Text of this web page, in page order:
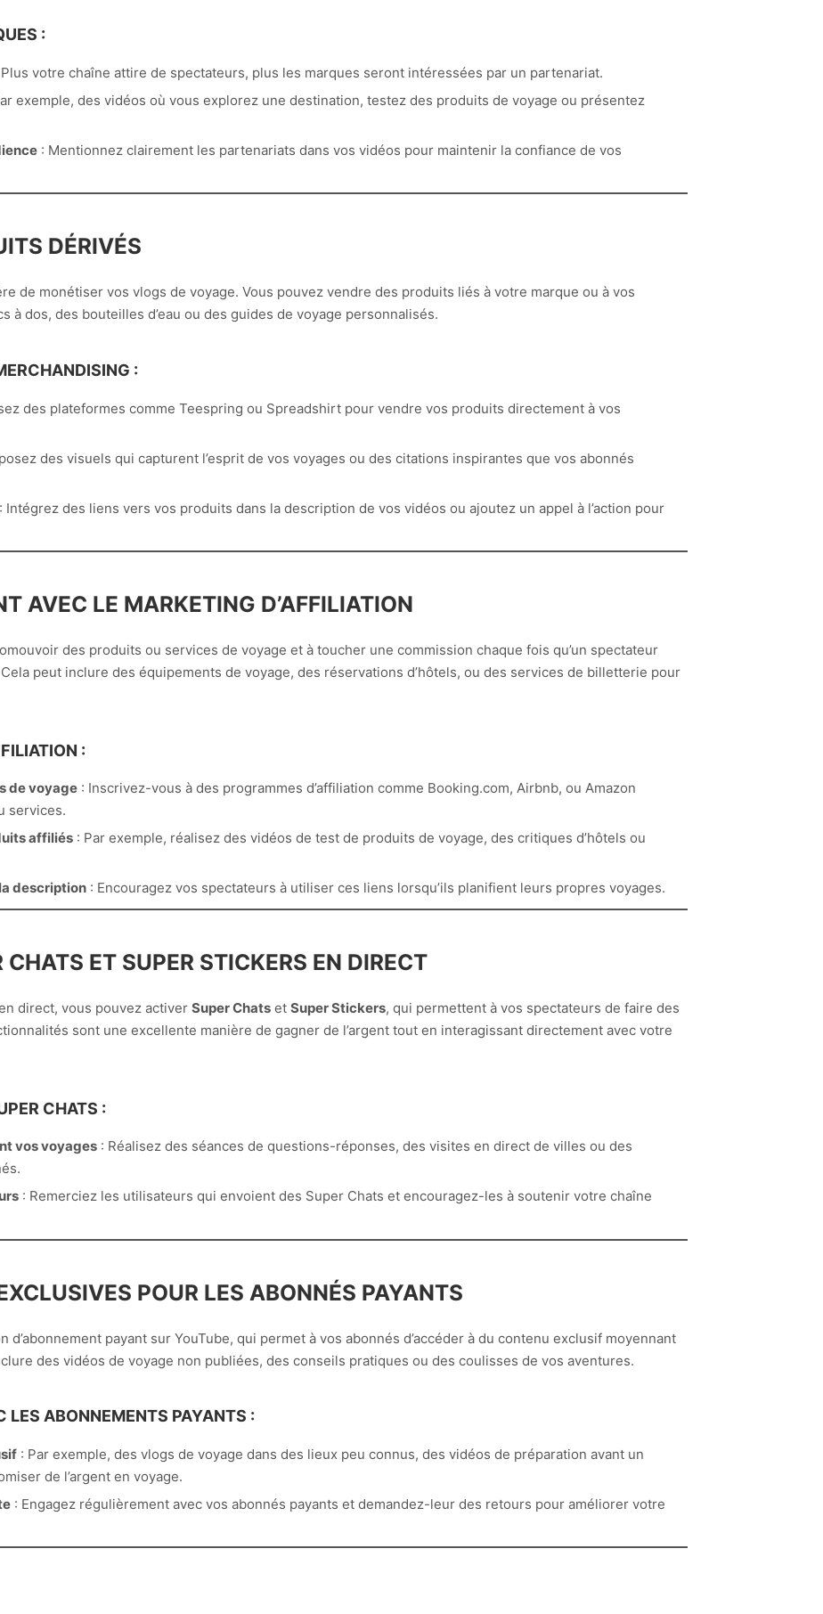
:
votre chaîne attire de spectateurs, plus les marques seront intéressées par un partenariat.
exemple, des vidéos où vous explorez une destination, testez des produits de voyage ou présentez
: Mentionnez clairement les partenariats dans vos vidéos pour maintenir la confiance de vos
DÉRIVÉS
de monétiser vos vlogs de voyage. Vous pouvez vendre des produits liés à votre marque ou à vos
à dos, des bouteilles d’eau ou des guides de voyage personnalisés.
:
des plateformes comme Teespring ou Spreadshirt pour vendre vos produits directement à vos
des visuels qui capturent l’esprit de vos voyages ou des citations inspirantes que vos abonnés
Intégrez des liens vers vos produits dans la description de vos vidéos ou ajoutez un appel à l’action pour
AVEC LE MARKETING D’AFFILIATION
des produits ou services de voyage et à toucher une commission chaque fois qu’un spectateur
peut inclure des équipements de voyage, des réservations d’hôtels, ou des services de billetterie pour
:
de voyage: Inscrivez-vous à des programmes d’affiliation comme Booking.com, Airbnb, ou Amazon
services.
affiliés: Par exemple, réalisez des vidéos de test de produits de voyage, des critiques d’hôtels ou
description: Encouragez vos spectateurs à utiliser ces liens lorsqu’ils planifient leurs propres voyages.
ET SUPER STICKERS EN DIRECT
direct, vous pouvez activer Super Chats et Super Stickers, qui permettent à vos spectateurs de faire des
sont une excellente manière de gagner de l’argent tout en interagissant directement avec votre
CHATS :
vos voyages: Réalisez des séances de questions-réponses, des visites en direct de villes ou des
: Remerciez les utilisateurs qui envoient des Super Chats et encouragez-les à soutenir votre chaîne
POUR LES ABONNÉS PAYANTS
d’abonnement payant sur YouTube, qui permet à vos abonnés d’accéder à du contenu exclusif moyennant
des vidéos de voyage non publiées, des conseils pratiques ou des coulisses de vos aventures.
LES ABONNEMENTS PAYANTS :
: Par exemple, des vlogs de voyage dans des lieux peu connus, des vidéos de préparation avant un
de l’argent en voyage.
: Engagez régulièrement avec vos abonnés payants et demandez-leur des retours pour améliorer votre